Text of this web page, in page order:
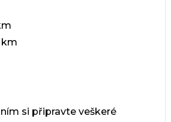
km
si připravte veškeré